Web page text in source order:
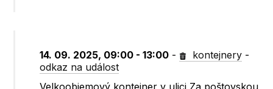
14. 09. 2025, 09:00 - 13:00 - kontejnery -
odkaz na událost
Velkoobjemový kontejner v ulici Za poštovskou